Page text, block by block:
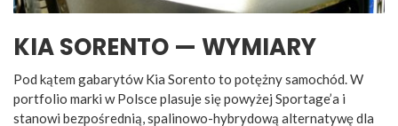
KIA SORENTO — WYMIARY
Pod kątem gabarytów Kia Sorento to potężny samochód. W
portfolio marki w Polsce plasuje się powyżej Sportage’a i
stanowi bezpośrednią, spalinowo-hybrydową alternatywę dla